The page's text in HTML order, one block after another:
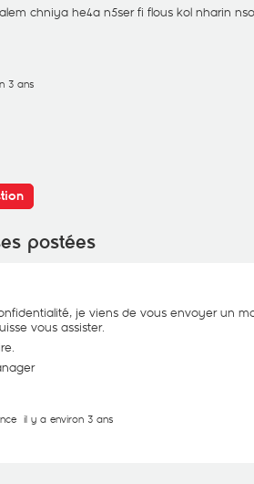
chniya he4a n5ser fi flous kol nharin
3 ans
postées
je viens de vous envoyer un
vous assister.
il y a environ 3 ans